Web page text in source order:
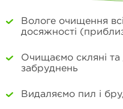
Вологе очищення
досяжності
Очищаємо скляні та
забруднень
Видаляємо пил і